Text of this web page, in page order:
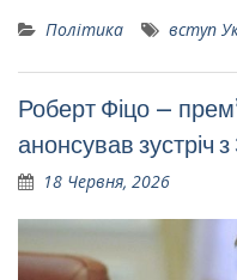
Політика вступ
Роберт Фіцо –
анонсував зустріч
18 Червня, 2026